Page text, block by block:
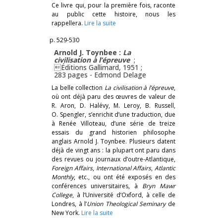
Ce livre qui, pour la première fois, raconte
au public cette histoire, nous les
rappellera. Lire la suite
p. 529-530
Arnold J. Toynbee : La
civilisation à l’épreuve ;
Éditions Gallimard, 1951 ;
283 pages - Edmond Delage
La belle collection La civilisation à l’épreuve,
où ont déjà paru des œuvres de valeur de
R. Aron, D. Halévy, M. Leroy, B. Russell,
O. Spengler, s’enrichit d’une traduction, due
à Renée Villoteau, d’une série de treize
essais du grand historien philosophe
anglais Arnold J. Toynbee. Plusieurs datent
déjà de vingt ans : la plupart ont paru dans
des revues ou journaux d’outre-Atlantique,
Foreign Affairs,International Affairs, Atlantic
Monthly, etc., ou ont été exposés en des
conférences universitaires, à Bryn Mawr
College, à l’Université d’Oxford, à celle de
Londres, à l’Union Theological Seminaryde
New York. Lire la suite